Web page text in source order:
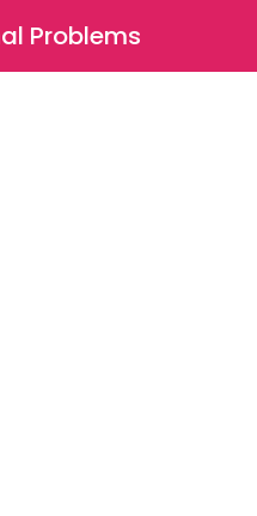
Problems